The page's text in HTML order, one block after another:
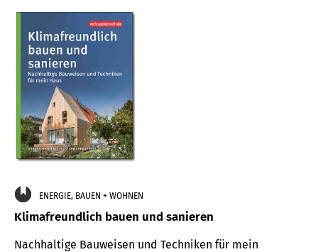
ENERGIE, BAUEN + WOHNEN
Klimafreundlich bauen und sanieren
Nachhaltige Bauweisen und Techniken für mein